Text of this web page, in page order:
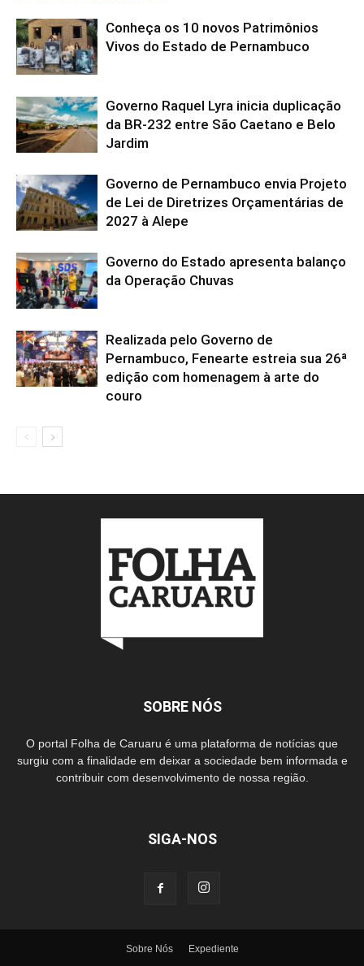
Conheça os 10 novos Patrimônios
Vivos do Estado de Pernambuco
Governo Raquel Lyra inicia duplicação
da BR-232 entre São Caetano e Belo
Jardim
Governo de Pernambuco envia Projeto
de Lei de Diretrizes Orçamentárias de
2027 à Alepe
Governo do Estado apresenta balanço
da Operação Chuvas
Realizada pelo Governo de
Pernambuco, Fenearte estreia sua 26ª
edição com homenagem à arte do
couro
SOBRE NÓS
O portal Folha de Caruaru é uma plataforma de notícias que
surgiu com a finalidade em deixar a sociedade bem informada e
contribuir com desenvolvimento de nossa região.
SIGA-NOS
Sobre Nós Expediente